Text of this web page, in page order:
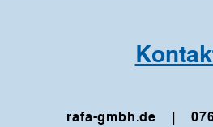
rafa-gmbh.de |